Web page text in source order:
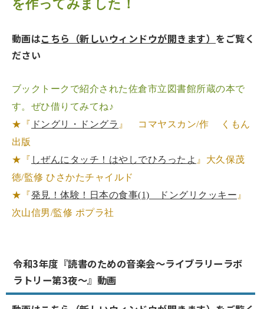
を作ってみました！
動画はこちら（新しいウィンドウが開きます） をご覧く
ださい
ブックトークで紹介された佐倉市立図書館所蔵の本で
す。ぜひ借りてみてね♪
★『 ドングリ・ドングラ 』 コマヤスカン/作 くもん
出版
★『 しぜんにタッチ！はやしでひろったよ 』大久保茂
徳/監修 ひさかたチャイルド
★『発見！体験！日本の食事(1) ドングリクッキー 』
次山信男/監修 ポプラ社
令和3年度『読書のための音楽会～ライブラリーラボ
ラトリー第3夜～』動画